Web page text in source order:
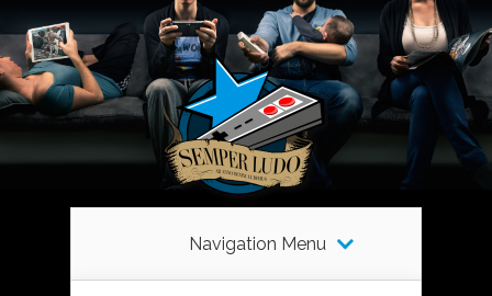
Navigation Menu